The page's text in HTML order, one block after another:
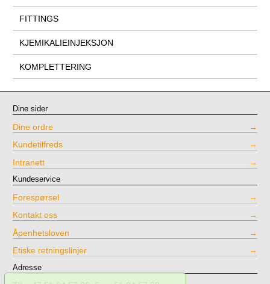
FITTINGS
KJEMIKALIEINJEKSJON
KOMPLETTERING
Dine sider
Dine ordre
Kundetilfreds
Intranett
Kundeservice
Forespørsel
Kontakt oss
Åpenhetsloven
Etiske retningslinjer
Adresse